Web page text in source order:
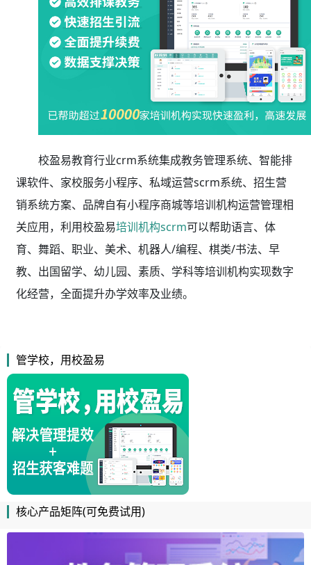
校盈易教育行业crm系统集成教务管理系统、智能排
课软件、家校服务小程序、私域运营scrm系统、招生营
销系统方案、品牌自有小程序商城等培训机构运营管理相
关应用，利用校盈易培训机构scrm可以帮助语言、体
育、舞蹈、职业、美术、机器人/编程、棋类/书法、早
教、出国留学、幼儿园、素质、学科等培训机构实现数字
化经营，全面提升办学效率及业绩。
管学校，用校盈易
核心产品矩阵(可免费试用)